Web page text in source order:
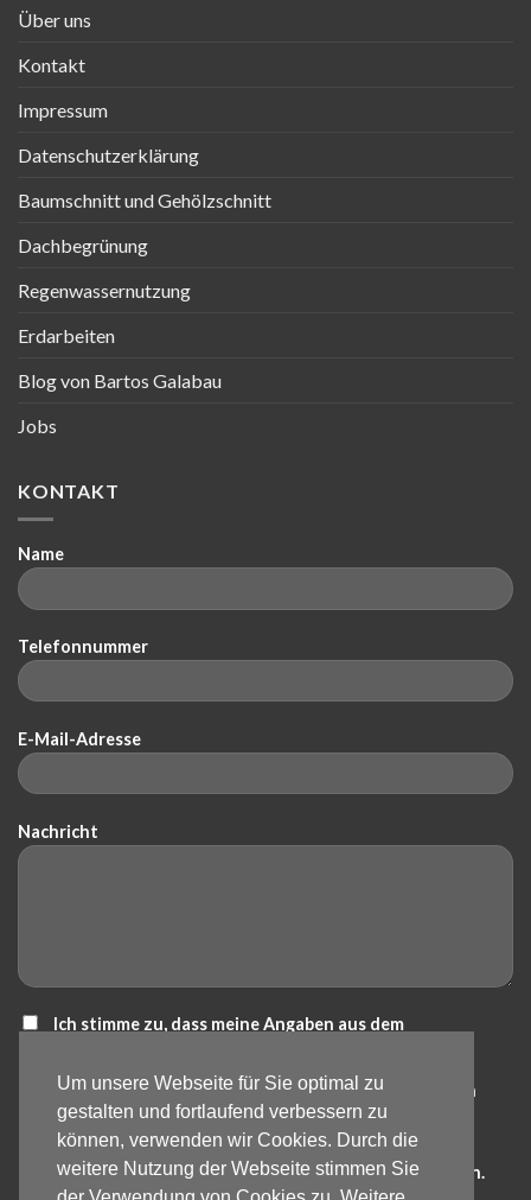
Um unsere Webseite für Sie optimal zu
gestalten und fortlaufend verbessern zu
können, verwenden wir Cookies. Durch die
weitere Nutzung der Webseite stimmen Sie
Über uns
Kontakt
Impressum
Datenschutzerklärung
Baumschnitt und Gehölzschnitt
Dachbegrünung
Regenwassernutzung
Erdarbeiten
Blog von Bartos Galabau
Jobs
KONTAKT
Name
Telefonnummer
E-Mail-Adresse
Nachricht
Ich stimme zu, dass meine Angaben aus dem
erhoben und verarbeitet werden. Die Daten werden nach
abgeschlossener Bearbeitung der Anfrage gelöscht.
Hinweis: Die Einwilligung kann jederzeit für die Zukunft
per E-Mail an info@bartos-galabau.de widerrufen werden.